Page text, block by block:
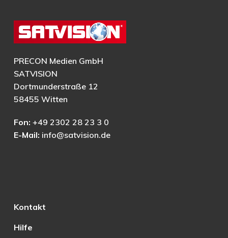
PRECON Medien GmbH
SATVISION
Dortmunderstraße 12
58455 Witten
Fon: +49 2302 28 23 3 0
E-Mail: info@satvision.de
Kontakt
Hilfe